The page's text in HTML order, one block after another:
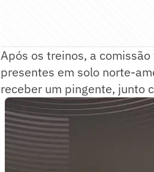
Após os treinos, a
presentes em solo norte-
receber um pingente, junto